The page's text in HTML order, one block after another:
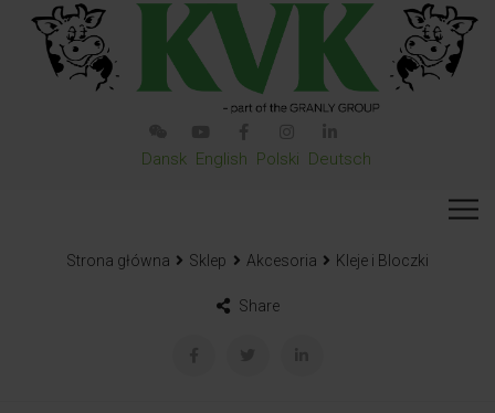
Dansk English Polski Deutsch
Strona główna Sklep Akcesoria Kleje i Bloczki
Share